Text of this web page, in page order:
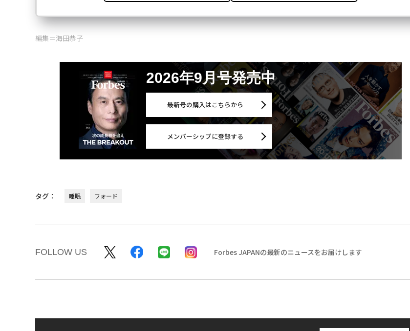
編集＝海田恭子
2026年9月号発売中
最新号の購入はこちらから
メンバーシップに登録する
タグ： 睡眠 フォード
FOLLOW US Forbes JAPANの最新のニュースをお届けします